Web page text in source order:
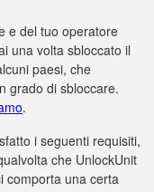
e del tuo operatore
una volta sbloccato il
paesi, che
grado di sbloccare.
.
i seguenti requisiti,
che UnlockUnit
comporta una certa